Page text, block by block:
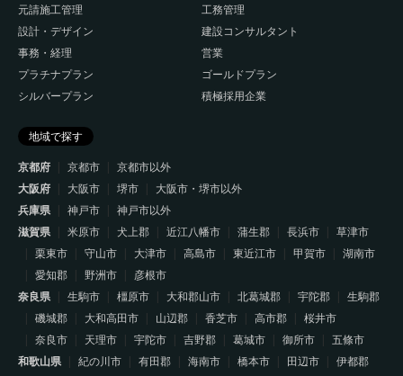
元請施工管理
工務管理
設計・デザイン
建設コンサルタント
事務・経理
営業
プラチナプラン
ゴールドプラン
シルバープラン
積極採用企業
地域で探す
京都府
京都市
京都市以外
大阪府
大阪市 堺市
大阪市・堺市以外
兵庫県
神戸市
神戸市以外
滋賀県
米原市 犬上郡 近江八幡市 蒲生郡 長浜市
草津市
栗東市
守山市 大津市 高島市 東近江市 甲賀市
湖南市
愛知郡
野洲市
彦根市
奈良県
生駒市 橿原市 大和郡山市 北葛城郡 宇陀郡
生駒郡
磯城郡
大和高田市 山辺郡 香芝市 高市郡
桜井市
奈良市
天理市 宇陀市 吉野郡 葛城市 御所市
五條市
和歌山県
紀の川市 有田郡 海南市 橋本市 田辺市
伊都郡